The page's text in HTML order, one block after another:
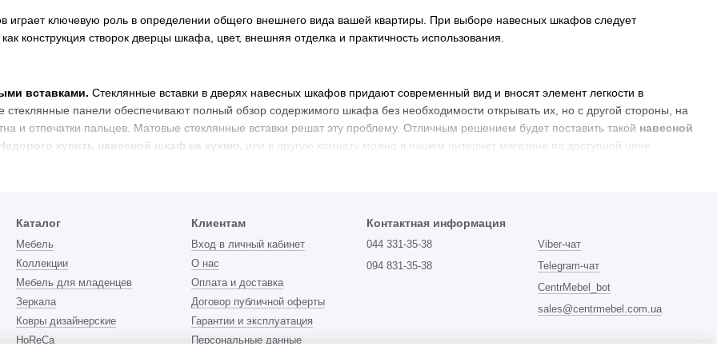
играет ключевую роль в определении общего внешнего вида вашей квартиры. При выборе навесных шкафов следует
конструкция створок дверцы шкафа, цвет, внешняя отделка и практичность использования.
вставками. Стеклянные вставки в дверях навесных шкафов придают современный вид и вносят элемент легкости в
стеклянные панели обеспечивают полный обзор содержимого шкафа без необходимости открывать их, но с другой стороны, на
и отпечатки пальцев. Матовые стеклянные вставки решат эту проблему. Отличным решением будет поставить такой навесной
купить навесной шкаф на кухню, или
в другую комнату можно в нашем интернет магазине по доступной цене.
панелью.
Эти шкафы включают в себя декоративную панель (по индивидуальному заказу), вставленную в раму дверей
расставить акценты в помещении. Их можно вписать в интерьер как наверхние шкафы кухни, так и на
.
монтажа.Доступный способ создать прямой современный дизайн - это встроенные шкафы для скрытого монтажа.
очень просты в обслуживании. С помощью разноцветного ламината можно получить нестандартный дизайн.Подвесной
подойдетдля гостиной для спальни.
Каталог
Мебель
Коллекции
Мебель для младенцев
Зеркала
Ковры дизайнерские
HoReCa
Клиентам
Вход в личный кабинет
О нас
Оплата и доставка
Договор публичной оферты
Гарантии и эксплуатация
Персональные данные
Контактная информация
044 331-35-38
094 831-35-38
Viber-чат
Telegram-чат
CentrMebel_bot
sales@centrmebel.com.ua